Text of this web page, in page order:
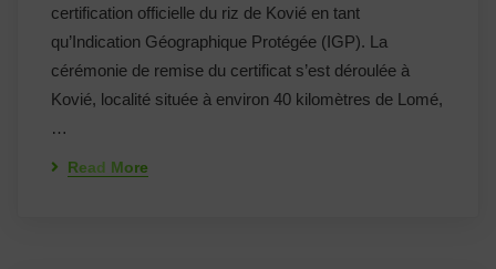
certification officielle du riz de Kovié en tant
qu’Indication Géographique Protégée (IGP). La
cérémonie de remise du certificat s’est déroulée à
Kovié, localité située à environ 40 kilomètres de Lomé,
…
Read More